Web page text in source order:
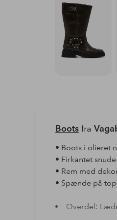
Bootsfra
• Boots i olieret
• Firkantet snude
• Rem med
• Spænde på
Overdel: